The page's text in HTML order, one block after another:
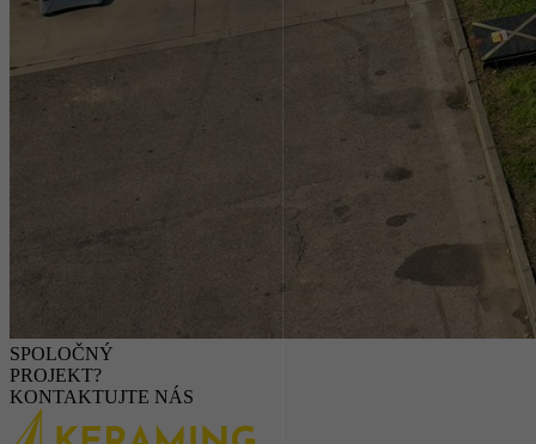
SPOLOČNÝ
PROJEKT?
KONTAKTUJTE NÁS